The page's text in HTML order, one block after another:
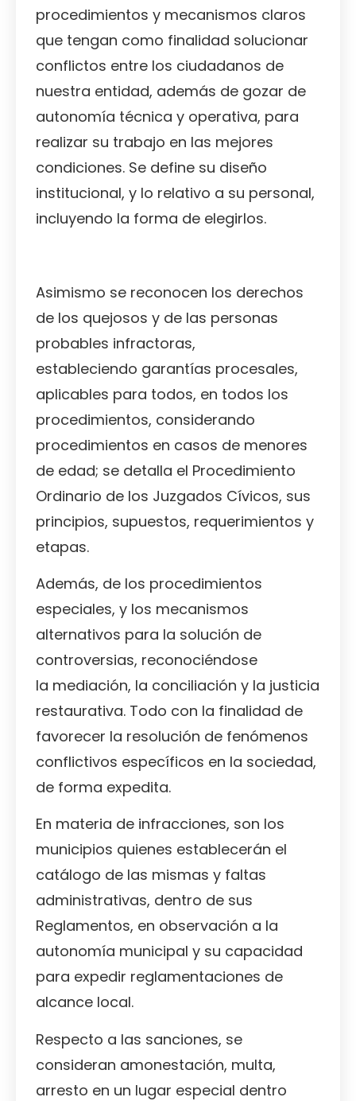
procedimientos y mecanismos claros
que tengan como finalidad solucionar
conflictos entre los ciudadanos de
nuestra entidad, además de gozar de
autonomía técnica y operativa, para
realizar su trabajo en las mejores
condiciones. Se define su diseño
institucional, y lo relativo a su personal,
incluyendo la forma de elegirlos.
Asimismo se reconocen los derechos
de los quejosos y de las personas
probables infractoras,
estableciendo garantías procesales,
aplicables para todos, en todos los
procedimientos, considerando
procedimientos en casos de menores
de edad; se detalla el Procedimiento
Ordinario de los Juzgados Cívicos, sus
principios, supuestos, requerimientos y
etapas.
Además, de los procedimientos
especiales, y los mecanismos
alternativos para la solución de
controversias, reconociéndose
la mediación, la conciliación y la justicia
restaurativa. Todo con la finalidad de
favorecer la resolución de fenómenos
conflictivos específicos en la sociedad,
de forma expedita.
En materia de infracciones, son los
municipios quienes establecerán el
catálogo de las mismas y faltas
administrativas, dentro de sus
Reglamentos, en observación a la
autonomía municipal y su capacidad
para expedir reglamentaciones de
alcance local.
Respecto a las sanciones, se
consideran amonestación, multa,
arresto en un lugar especial dentro